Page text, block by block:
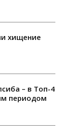
хищение
– в Топ-4
периодом